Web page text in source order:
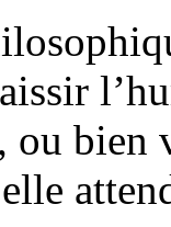
ou bien